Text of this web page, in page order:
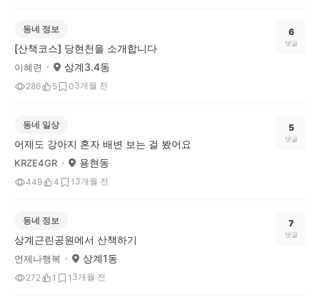
동네 정보
[산책코스] 당현천을 소개합니다
이혜련 상계3.4동
286 5 03개월 전
6
댓글
동네 일상
어제도 강아지 혼자 배변 보는 걸 봤어요
KRZE4GR 용현동
449 4 1 3개월 전
5
댓글
동네 정보
상계근린공원에서 산책하기
언제나행복 상계1동
272 1 1 3개월 전
7
댓글